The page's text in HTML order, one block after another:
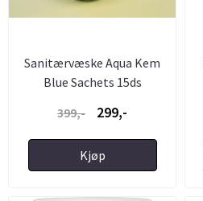
Sanitærvæske Aqua Kem
Blue Sachets 15ds
399,-
299,-
Kjøp